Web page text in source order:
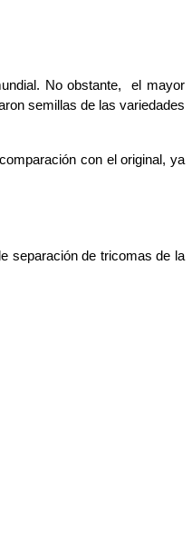
No obstante,  el mayor
semillas de las variedades
con el original, ya
separación de tricomas de la